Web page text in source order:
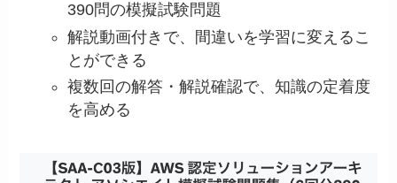
390問の模擬試験問題
解説動画付きで、間違いを学習に変えるこ
とができる
複数回の解答・解説確認で、知識の定着度
を高める